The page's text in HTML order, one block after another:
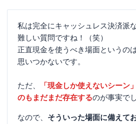
私は完全にキャッシュレス決済派な
難しい質問ですね！（笑）
正直現金を使うべき場面というの
思いつかないです。
ただ、
「現金しか使えないシーン
のもまだまだ存在するのが事実で
なので、 そういった場面に備えて